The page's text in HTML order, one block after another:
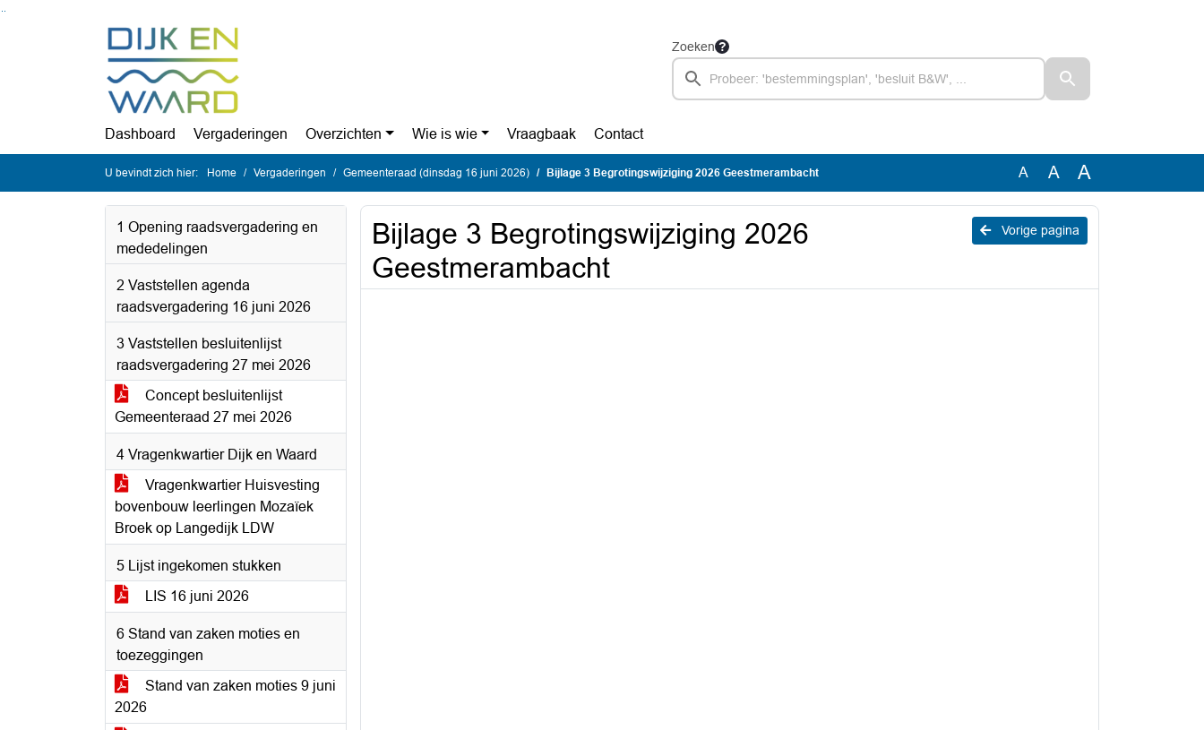
Zoeken
Dashboard Vergaderingen Overzichten Wie is wie Vraagbaak Contact
U bevindt zich hier: Home Vergaderingen Gemeenteraad (dinsdag 16 juni 2026) Bijlage 3 Begrotingswijziging 2026 Geestmerambacht A A A
1 Opening raadsvergadering en
mededelingen
2 Vaststellen agenda
raadsvergadering 16 juni 2026
3 Vaststellen besluitenlijst
raadsvergadering 27 mei 2026
Concept besluitenlijst
Gemeenteraad 27 mei 2026
4 Vragenkwartier Dijk en Waard
Vragenkwartier Huisvesting
bovenbouw leerlingen Mozaïek
Broek op Langedijk LDW
5 Lijst ingekomen stukken
LIS 16 juni 2026
6 Stand van zaken moties en
toezeggingen
Stand van zaken moties 9 juni
2026
Vorige pagina
Bijlage 3 Begrotingswijziging 2026
Geestmerambacht